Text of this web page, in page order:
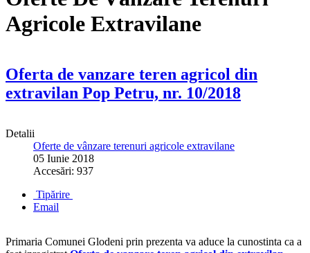
Agricole Extravilane
Oferta de vanzare teren agricol din
extravilan Pop Petru, nr. 10/2018
Detalii
Oferte de vânzare terenuri agricole extravilane
05 Iunie 2018
Accesări: 937
Tipărire
Email
Primaria Comunei Glodeni prin prezenta va aduce la cunostinta ca a